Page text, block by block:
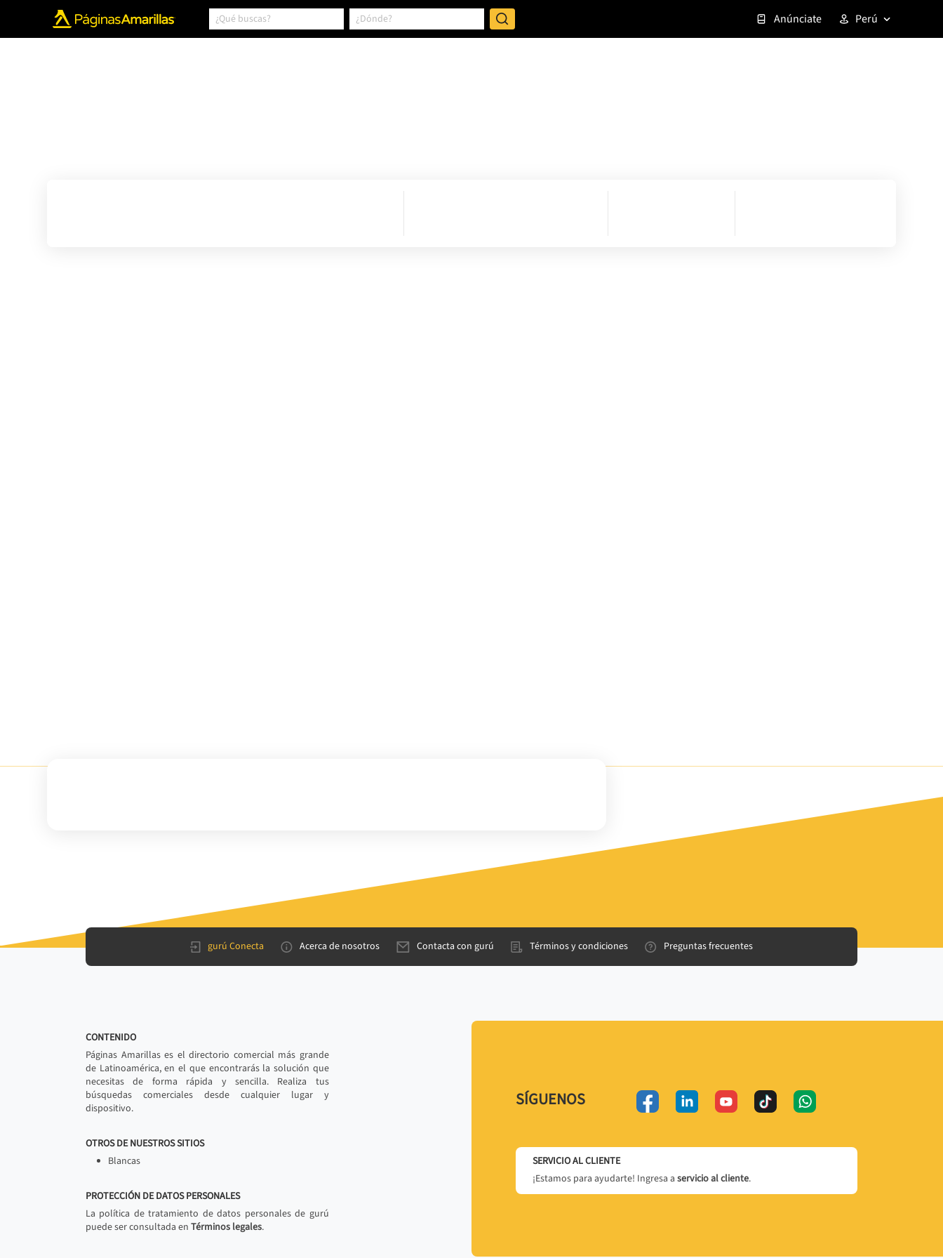
Anúnciate Perú
gurú Conecta Acerca de nosotros Contacta con gurú Términos y condiciones Preguntas frecuentes
CONTENIDO
Páginas Amarillas es el directorio comercial más grande
de Latinoamérica, en el que encontrarás la solución que
necesitas de forma rápida y sencilla. Realiza tus
búsquedas comerciales desde cualquier lugar y
dispositivo.
OTROS DE NUESTROS SITIOS
Blancas
PROTECCIÓN DE DATOS PERSONALES
La política de tratamiento de datos personales de gurú
puede ser consultada en Términos legales.
SÍGUENOS
SERVICIO AL CLIENTE
¡Estamos para ayudarte! Ingresa a servicio al cliente.